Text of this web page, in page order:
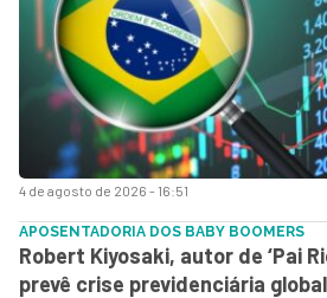
4 de agosto de 2026 - 16:51
APOSENTADORIA DOS BABY BOOMERS
Robert Kiyosaki, autor de ‘Pai
prevê crise previdenciária global